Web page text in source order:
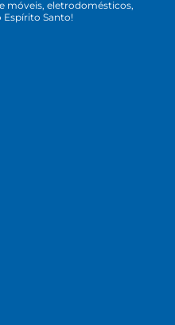
móveis, eletrodomésticos,
Santo!